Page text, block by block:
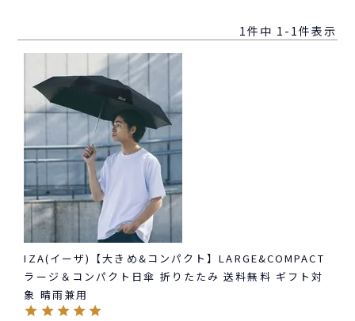
1件中 1 - 1件表示
IZA(イーザ)【大きめ&コンパクト】LARGE&COMPACT
ラージ＆コンパクト日傘 折りたたみ 送料無料 ギフト対
象 晴雨兼用